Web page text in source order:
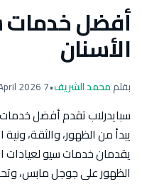
أفضل خدمات
الأسنان
بقلممحمد الشريف•
7 April 2026
سبايدرلاب تقدم أفضل خدمات
يبدأ من الظهور، والثقة،
يقدمان خدمات سيو لعيادات
الظهور على جوجل مابس،